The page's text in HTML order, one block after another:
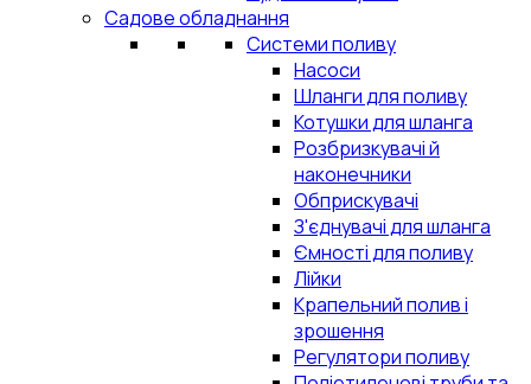
Садове обладнання
Системи поливу
Насоси
Шланги для поливу
Котушки для шланга
Розбризкувачі й
наконечники
Обприскувачі
З'єднувачі для шланга
Ємності для поливу
Лійки
Крапельний полив і
зрошення
Регулятори поливу